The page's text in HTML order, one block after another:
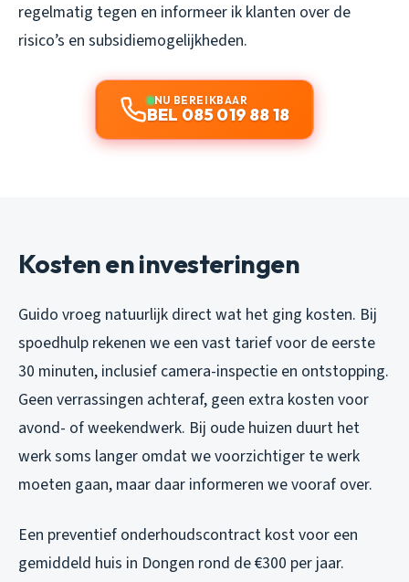
regelmatig tegen en informeer ik klanten over de
risico’s en subsidiemogelijkheden.
NU BEREIKBAAR
BEL 085 019 88 18
Kosten en investeringen
Guido vroeg natuurlijk direct wat het ging kosten. Bij
spoedhulp rekenen we een vast tarief voor de eerste
30 minuten, inclusief camera-inspectie en ontstopping.
Geen verrassingen achteraf, geen extra kosten voor
avond- of weekendwerk. Bij oude huizen duurt het
werk soms langer omdat we voorzichtiger te werk
moeten gaan, maar daar informeren we vooraf over.
Een preventief onderhoudscontract kost voor een
gemiddeld huis in Dongen rond de €300 per jaar.